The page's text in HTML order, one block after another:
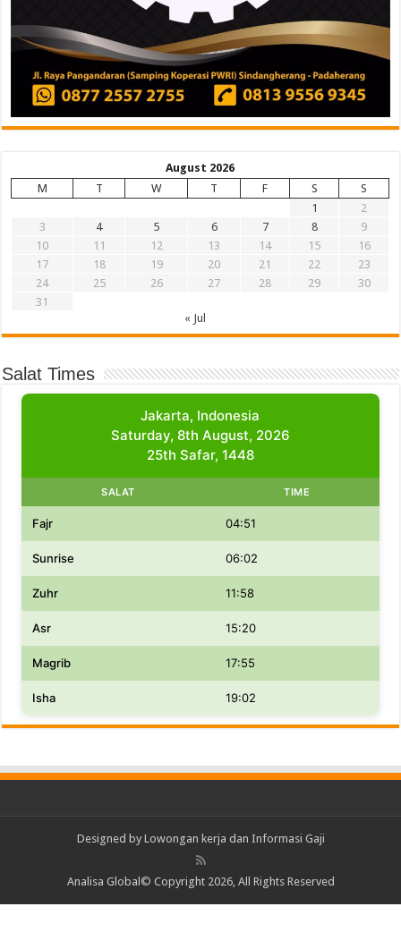
August 2026
M
T W T F S
S
1
2
3
4 5 6 7 8
9
10
11 12 13 14 15
16
17
18 19 20 21 22
23
24
25 26 27 28 29
30
31
« Jul
Salat Times
Jakarta, Indonesia
Saturday, 8th August, 2026
25th Safar, 1448
SALAT TIME
Fajr 04:51
Sunrise 06:02
Zuhr 11:58
Asr 15:20
Magrib 17:55
Isha 19:02
Designed by Lowongan kerja dan Informasi Gaji
Analisa Global© Copyright 2026, All Rights Reserved